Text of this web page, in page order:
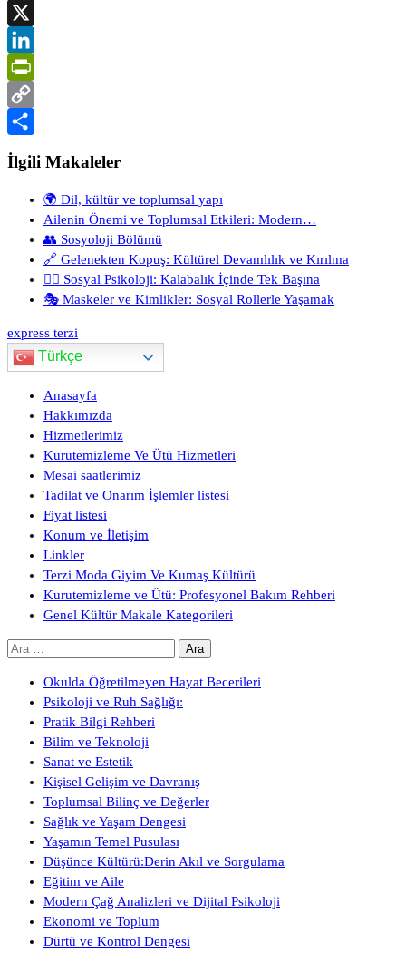
Gmail
X
LinkedIn
PrintFriendly
Copy
Link
Share
İlgili Makaleler
🌍 Dil, kültür ve toplumsal yapı
Ailenin Önemi ve Toplumsal Etkileri: Modern…
👥 Sosyoloji Bölümü
🔗 Gelenekten Kopuş: Kültürel Devamlılık ve Kırılma
🧍‍♂️ Sosyal Psikoloji: Kalabalık İçinde Tek Başına
🎭 Maskeler ve Kimlikler: Sosyal Rollerle Yaşamak
express terzi
Türkçe
Anasayfa
Hakkımızda
Hizmetlerimiz
Kurutemizleme Ve Ütü Hizmetleri
Mesai saatlerimiz
Tadilat ve Onarım İşlemler listesi
Fiyat listesi
Konum ve İletişim
Linkler
Terzi Moda Giyim Ve Kumaş Kültürü
Kurutemizleme ve Ütü: Profesyonel Bakım Rehberi
Genel Kültür Makale Kategorileri
Arama:
Okulda Öğretilmeyen Hayat Becerileri
Psikoloji ve Ruh Sağlığı:
Pratik Bilgi Rehberi
Bilim ve Teknoloji
Sanat ve Estetik
Kişisel Gelişim ve Davranış
Toplumsal Bilinç ve Değerler
Sağlık ve Yaşam Dengesi
Yaşamın Temel Pusulası
Düşünce Kültürü:Derin Akıl ve Sorgulama
Eğitim ve Aile
Modern Çağ Analizleri ve Dijital Psikoloji
Ekonomi ve Toplum
Dürtü ve Kontrol Dengesi